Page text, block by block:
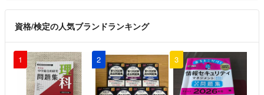
資格/検定の人気ブランドランキング
1 2 3